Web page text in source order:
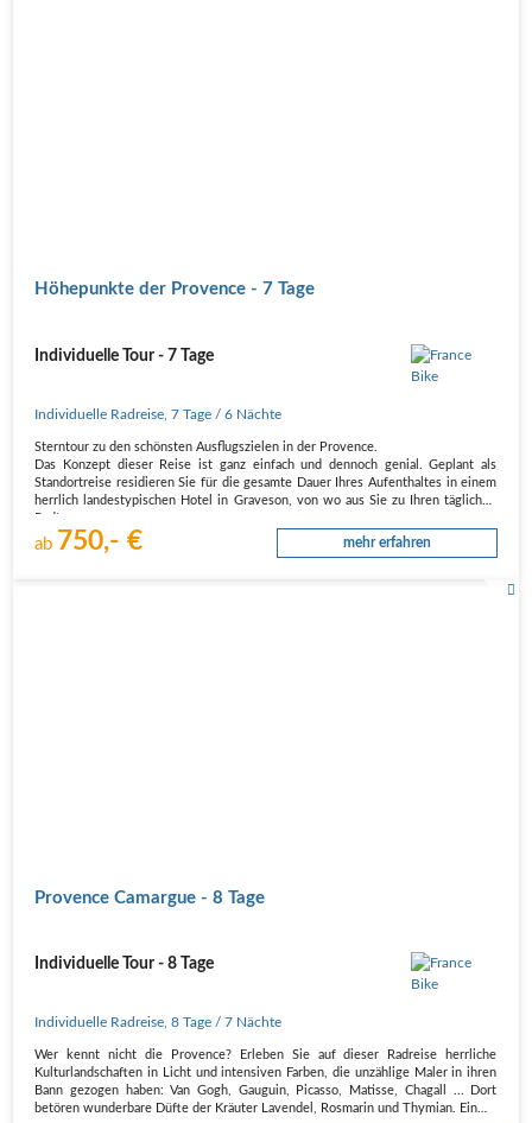
Höhepunkte der Provence - 7 Tage
Individuelle Tour - 7 Tage
Individuelle Radreise ,7 Tage / 6 Nächte
Sterntour zu den schönsten Ausflugszielen in der Provence.
Das Konzept dieser Reise ist ganz einfach und dennoch genial. Geplant als
Standortreise residieren Sie für die gesamte Dauer Ihres Aufenthaltes in einem
herrlich landestypischen Hotel in Graveson, von wo aus Sie zu Ihren täglichen
ab 750,- € mehr erfahren
Provence Camargue - 8 Tage
Individuelle Tour - 8 Tage
Individuelle Radreise ,8 Tage / 7 Nächte
Wer kennt nicht die Provence? Erleben Sie auf dieser Radreise herrliche
Kulturlandschaften in Licht und intensiven Farben, die unzählige Maler in ihren
Bann gezogen haben: Van Gogh, Gauguin, Picasso, Matisse, Chagall ... Dort
betören wunderbare Düfte der Kräuter Lavendel, Rosmarin und Thymian. Ein…